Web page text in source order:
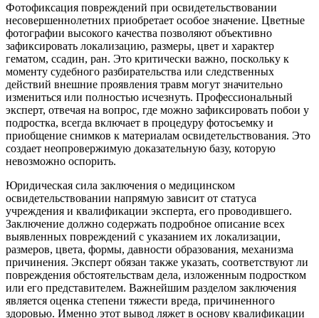
Фотофиксация повреждений при освидетельствовании
несовершеннолетних приобретает особое значение. Цветные
фотографии высокого качества позволяют объективно
зафиксировать локализацию, размеры, цвет и характер
гематом, ссадин, ран. Это критически важно, поскольку к
моменту судебного разбирательства или следственных
действий внешние проявления травм могут значительно
измениться или полностью исчезнуть. Профессиональный
эксперт, отвечая на вопрос, где можно зафиксировать побои у
подростка, всегда включает в процедуру фотосъемку и
приобщение снимков к материалам освидетельствования. Это
создает неопровержимую доказательную базу, которую
невозможно оспорить.
Юридическая сила заключения о медицинском
освидетельствовании напрямую зависит от статуса
учреждения и квалификации эксперта, его проводившего.
Заключение должно содержать подробное описание всех
выявленных повреждений с указанием их локализации,
размеров, цвета, формы, давности образования, механизма
причинения. Эксперт обязан также указать, соответствуют ли
повреждения обстоятельствам дела, изложенным подростком
или его представителем. Важнейшим разделом заключения
является оценка степени тяжести вреда, причиненного
здоровью. Именно этот вывод ляжет в основу квалификации